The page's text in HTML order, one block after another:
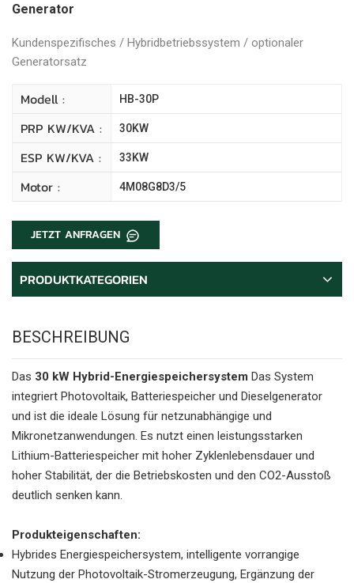
Generator
Kundenspezifisches / Hybridbetriebssystem / optionaler
Generatorsatz
Modell : HB-30P
PRP KW/kVA : 30KW
ESP KW/kVA : 33KW
Motor : 4M08G8D3/5
JETZT ANFRAGEN
PRODUKTKATEGORIEN
BESCHREIBUNG
Das 30 kW Hybrid-Energiespeichersystem Das System
integriert Photovoltaik, Batteriespeicher und Dieselgenerator
und ist die ideale Lösung für netzunabhängige und
Mikronetzanwendungen. Es nutzt einen leistungsstarken
Lithium-Batteriespeicher mit hoher Zyklenlebensdauer und
hoher Stabilität, der die Betriebskosten und den CO2-Ausstoß
deutlich senken kann.
Produkteigenschaften:
Hybrides Energiespeichersystem, intelligente vorrangige
Nutzung der Photovoltaik-Stromerzeugung, Ergänzung der